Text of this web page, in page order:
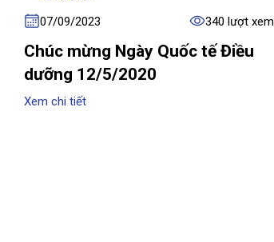
07/09/2023 340 lượt xem
Chúc mừng Ngày Quốc tế Điều
dưỡng 12/5/2020
Xem chi tiết